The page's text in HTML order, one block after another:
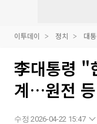
이투데이 정치 대
李대통령 "
계…원전
수정 2026-04-22 15:47